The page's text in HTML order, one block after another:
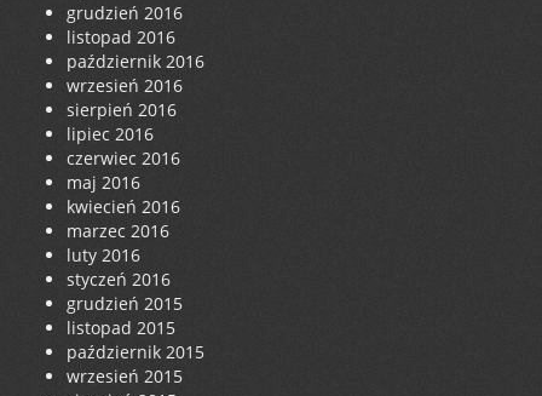
grudzień 2016
listopad 2016
październik 2016
wrzesień 2016
sierpień 2016
lipiec 2016
czerwiec 2016
maj 2016
kwiecień 2016
marzec 2016
luty 2016
styczeń 2016
grudzień 2015
listopad 2015
październik 2015
wrzesień 2015